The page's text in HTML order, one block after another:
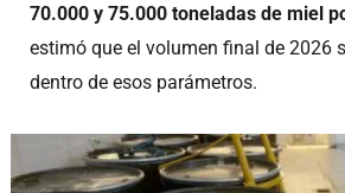
70.000 y 75.000 toneladas de miel
estimó que el volumen final de 2026
dentro de esos parámetros.